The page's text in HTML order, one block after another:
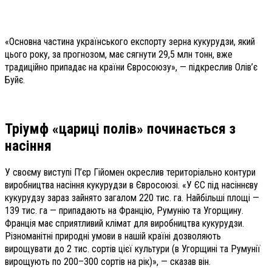
«Основна частина українського експорту зерна кукурудзи, який
цього року, за прогнозом, має сягнути 29,5 млн тонн, вже
традиційно припадає на країни Євросоюзу», — підкреслив Олів’є
Буйє.
Тріумф «цариці полів» починається з
насіння
У своєму виступі П’єр Гійомен окреслив територіально контури
виробництва насіння кукурудзи в Євросоюзі. «У ЄС під насіннєву
кукурудзу зараз зайнято загалом 220 тис. га. Найбільші площі —
139 тис. га — припадають на Францію, Румунію та Угорщину.
Франція має сприятливий клімат для виробництва кукурудзи.
Різноманітні природні умови в нашій країні дозволяють
вирощувати до 2 тис. сортів цієї культури (в Угорщині та Румунії
вирощують по 200–300 сортів на рік)», — сказав він.